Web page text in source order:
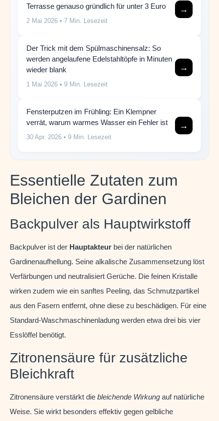
Terrasse genauso gründlich für unter 3 Euro
2 Mai 2026 • 7 Min. Lesezeit
→
Der Trick mit dem Spülmaschinensalz: So
werden angelaufene Edelstahltöpfe in Minuten
wieder blank
1 Mai 2026 • 9 Min. Lesezeit
→
Fensterputzen im Frühling: Ein Klempner
verrät, warum warmes Wasser ein Fehler ist
30 Apr. 2026 • 9 Min. Lesezeit
→
Essentielle Zutaten zum
Bleichen der Gardinen
Backpulver als Hauptwirkstoff
Backpulver ist der Hauptakteur bei der natürlichen
Gardinenaufhellung. Seine alkalische Zusammensetzung löst
Verfärbungen und neutralisiert Gerüche. Die feinen Kristalle
wirken zudem wie ein sanftes Peeling, das Schmutzpartikel
aus den Fasern entfernt, ohne diese zu beschädigen. Für eine
Standard-Waschmaschinenladung werden etwa drei bis vier
Esslöffel benötigt.
Zitronensäure für zusätzliche
Bleichkraft
Zitronensäure verstärkt die bleichende Wirkung auf natürliche
Weise. Sie wirkt besonders effektiv gegen gelbliche